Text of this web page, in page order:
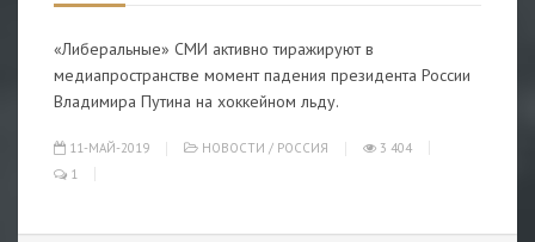
«Либеральные» СМИ активно тиражируют в
медиапространстве момент падения президента России
Владимира Путина на хоккейном льду.
11-МАЙ-2019 НОВОСТИ / РОССИЯ
3 404
1